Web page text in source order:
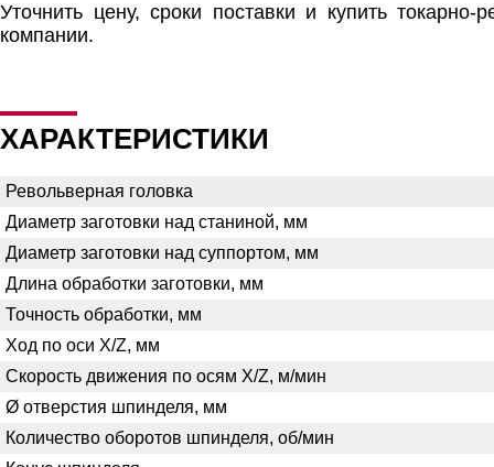
Уточнить цену, сроки поставки и купить
компании.
ХАРАКТЕРИСТИКИ
Револьверная головка
Диаметр заготовки над станиной, мм
Диаметр заготовки над суппортом, мм
Длина обработки заготовки, мм
Точность обработки, мм
Ход по оси X/Z, мм
Скорость движения по осям X/Z, м/мин
Ø отверстия шпинделя, мм
Количество оборотов шпинделя, об/мин